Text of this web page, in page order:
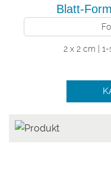
Blatt-
2 x 2 cm |